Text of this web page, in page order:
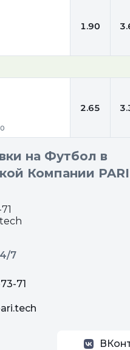
1.90
2.65
на Футбол в
Компании PARI
7
71